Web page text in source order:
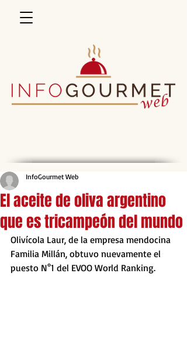
El aceite de oliva argentino
que es tricampeón del mundo
InfoGourmet Web
Olivícola Laur, de la empresa mendocina
Familia Millán, obtuvo nuevamente el
puesto N°1 del EVOO World Ranking.